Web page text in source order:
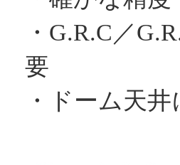
・G.R.C／
要
・ドーム天